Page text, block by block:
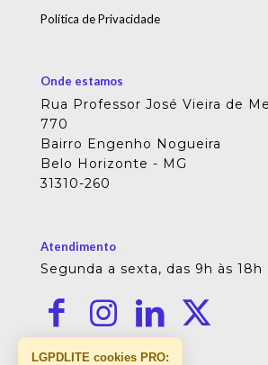
Política de Privacidade
Onde estamos
Rua Professor José Vieira de
770
Bairro Engenho Nogueira
Belo Horizonte - MG
31310-260
Atendimento
Segunda a sexta, das 9h às 18h
LGPDLITE cookies PRO: